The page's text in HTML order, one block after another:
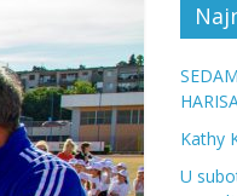
Kathy
U